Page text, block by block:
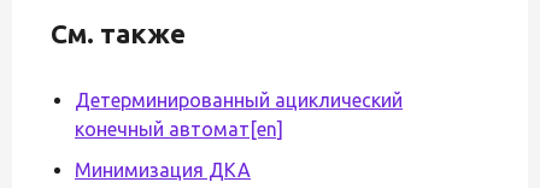
См. также
Детерминированный ациклический
конечный автомат [en]
Минимизация ДКА